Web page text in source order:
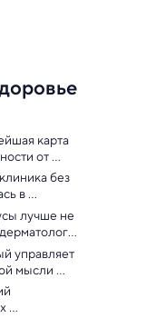
карта
от
младенчества до старости
без
в
лучше не
управляет
мысли
видео